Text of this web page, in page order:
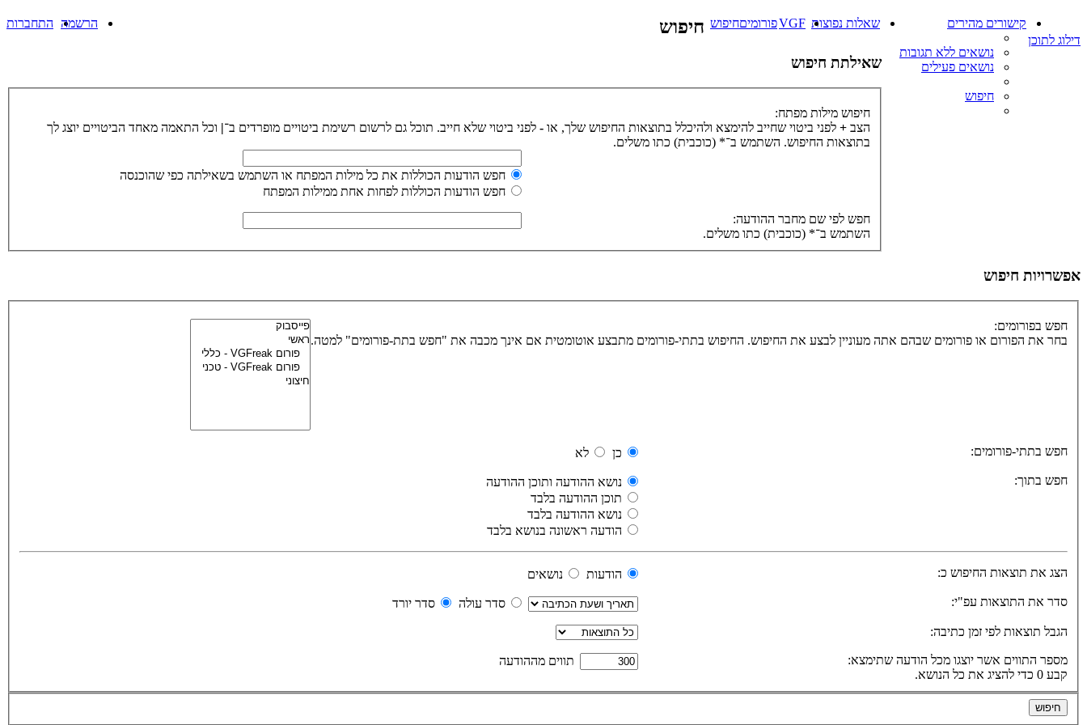
דילוג לתוכן
קישורים מהירים
נושאים ללא תגובות
נושאים פעילים
חיפוש
שאלות נפוצות התחברות הרשמה VGFפורומיםחיפוש חיפוש
שאילתת חיפוש
חיפוש מילות מפתח:
הצב + לפני ביטוי שחייב להימצא ולהיכלל בתוצאות החיפוש שלך, או - לפני ביטוי שלא חייב. תוכל גם לרשום רשימת ביטויים מופרדים ב־| וכל התאמה מאחד הביטויים יוצג לך
בתוצאות החיפוש. השתמש ב־* (כוכבית) כתו משלים.
חפש הודעות הכוללות את כל מילות המפתח או השתמש בשאילתה כפי שהוכנסה
חפש הודעות הכוללות לפחות אחת ממילות המפתח
חפש לפי שם מחבר ההודעה:
השתמש ב־* (כוכבית) כתו משלים.
אפשרויות חיפוש
חפש בפורומים:
בחר את הפורום או פורומים שבהם אתה מעוניין לבצע את החיפוש. החיפוש בתתי-פורומים מתבצע אוטומטית אם אינך מכבה את "חפש בתת-פורומים" למטה.
חפש בתתי-פורומים: כן
לא
חפש בתוך:
נושא ההודעה ותוכן ההודעה
תוכן ההודעה בלבד
נושא ההודעה בלבד
הודעה ראשונה בנושא בלבד
הצג את תוצאות החיפוש כ: הודעות
נושאים
סדר את התוצאות עפ"י:
סדר עולה סדר יורד
הגבל תוצאות לפי זמן כתיבה:
מספר התווים אשר יוצגו מכל הודעה שתימצא:
קבע 0 כדי להציג את כל הנושא.
תווים מההודעה